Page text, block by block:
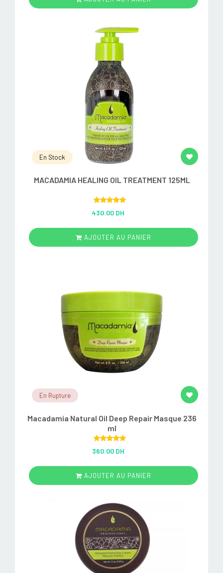
En Stock
MACADAMIA HEALING OIL TREATMENT 125ML
out of 5
430.00 DH
AJOUTER AU PANIER
En Rupture
Macadamia Natural Oil Deep Repair Masque 236
ml
out of 5
360.00 DH
AJOUTER AU PANIER